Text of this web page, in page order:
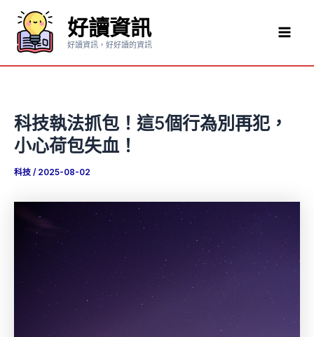
要
好讀資訊
好讀資訊，好好讀的資訊
科技執法抓包！這5個行為別再犯，
小心荷包失血！
科技 / 2025-08-02